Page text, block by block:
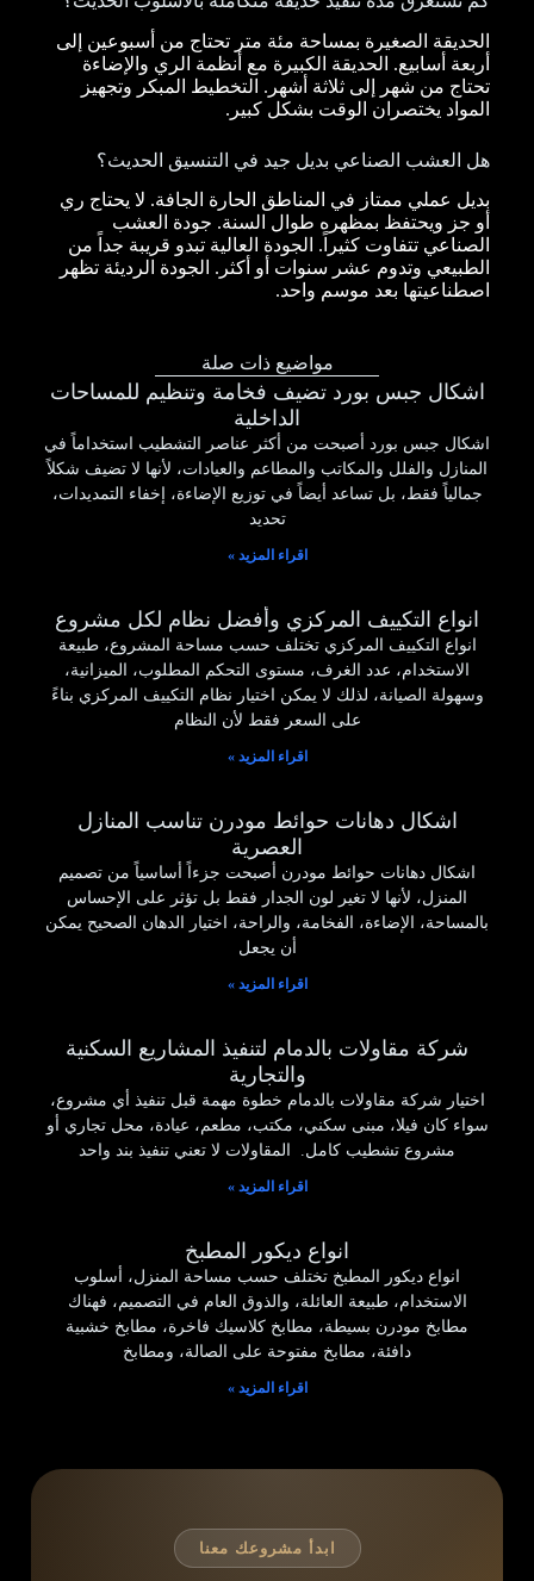
مواضيع ذات صلة
اشكال جبس بورد تضيف فخامة وتنظيم للمساحات
الداخلية
اشكال جبس بورد أصبحت من أكثر عناصر التشطيب استخداماً في
المنازل والفلل والمكاتب والمطاعم والعيادات، لأنها لا تضيف شكلاً
جمالياً فقط، بل تساعد أيضاً في توزيع الإضاءة، إخفاء التمديدات،
تحديد
اقراء المزيد »
انواع التكييف المركزي وأفضل نظام لكل مشروع
انواع التكييف المركزي تختلف حسب مساحة المشروع، طبيعة
الاستخدام، عدد الغرف، مستوى التحكم المطلوب، الميزانية،
وسهولة الصيانة، لذلك لا يمكن اختيار نظام التكييف المركزي بناءً
على السعر فقط لأن النظام
اقراء المزيد »
اشكال دهانات حوائط مودرن تناسب المنازل
العصرية
اشكال دهانات حوائط مودرن أصبحت جزءاً أساسياً من تصميم
المنزل، لأنها لا تغير لون الجدار فقط بل تؤثر على الإحساس
بالمساحة، الإضاءة، الفخامة، والراحة، اختيار الدهان الصحيح يمكن
أن يجعل
اقراء المزيد »
شركة مقاولات بالدمام لتنفيذ المشاريع السكنية
والتجارية
اختيار شركة مقاولات بالدمام خطوة مهمة قبل تنفيذ أي مشروع،
سواء كان فيلا، مبنى سكني، مكتب، مطعم، عيادة، محل تجاري أو
مشروع تشطيب كامل. المقاولات لا تعني تنفيذ بند واحد
اقراء المزيد »
انواع ديكور المطبخ
انواع ديكور المطبخ تختلف حسب مساحة المنزل، أسلوب
الاستخدام، طبيعة العائلة، والذوق العام في التصميم، فهناك
مطابخ مودرن بسيطة، مطابخ كلاسيك فاخرة، مطابخ خشبية
دافئة، مطابخ مفتوحة على الصالة، ومطابخ
اقراء المزيد »
الحديقة الصغيرة بمساحة مئة متر تحتاج من أسبوعين إلى
أربعة أسابيع. الحديقة الكبيرة مع أنظمة الري والإضاءة
تحتاج من شهر إلى ثلاثة أشهر. التخطيط المبكر وتجهيز
المواد يختصران الوقت بشكل كبير.
هل العشب الصناعي بديل جيد في التنسيق الحديث؟
بديل عملي ممتاز في المناطق الحارة الجافة. لا يحتاج ري
أو جز ويحتفظ بمظهره طوال السنة. جودة العشب
الصناعي تتفاوت كثيراً. الجودة العالية تبدو قريبة جداً من
الطبيعي وتدوم عشر سنوات أو أكثر. الجودة الرديئة تظهر
اصطناعيتها بعد موسم واحد.
ابدأ مشروعك معنا